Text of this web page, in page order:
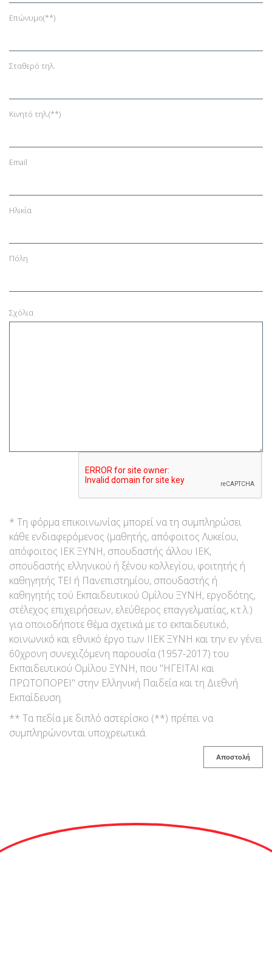
Επώνυμο(**)
Σταθερό τηλ.
Κινητό τηλ.(**)
Email
Ηλικία
Πόλη
Σχόλια
* Τη φόρμα επικοινωνίας μπορεί να τη συμπληρώσει
κάθε ενδιαφερόμενος (μαθητής, απόφοιτος Λυκείου,
απόφοιτος ΙΕΚ ΞΥΝΗ, σπουδαστής άλλου ΙΕΚ,
σπουδαστής ελληνικού ή ξένου κολλεγίου, φοιτητής ή
καθηγητής ΤΕΙ ή Πανεπιστημίου, σπουδαστής ή
καθηγητής τού Εκπαιδευτικού Ομίλου ΞΥΝΗ, εργοδότης,
στέλεχος επιχειρήσεων, ελεύθερος επαγγελματίας, κ.τ.λ.)
για οποιοδήποτε θέμα σχετικά με το εκπαιδευτικό,
κοινωνικό και εθνικό έργο των ΙΙΕΚ ΞΥΝΗ και την εν γένει
60χρονη συνεχιζόμενη παρουσία (1957-2017) του
Εκπαιδευτικού Ομίλου ΞΥΝΗ, που "ΗΓΕΙΤΑΙ και
ΠΡΩΤΟΠΟΡΕΙ" στην Ελληνική Παιδεία και τη Διεθνή
Εκπαίδευση.
** Τα πεδία με διπλό αστερίσκο (**) πρέπει να
συμπληρώνονται υποχρεωτικά.